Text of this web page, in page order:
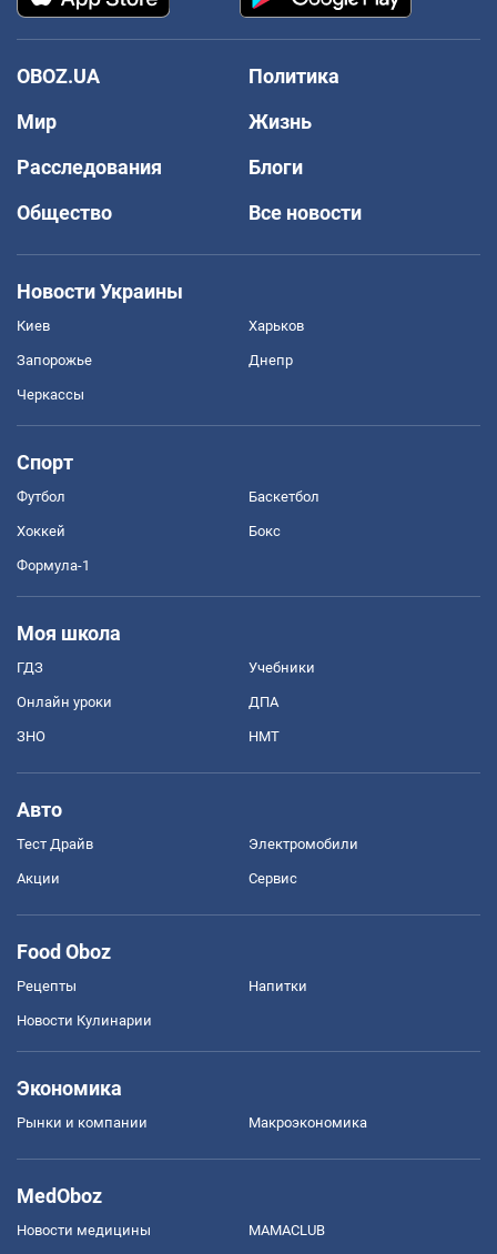
OBOZ.UA
Политика
Мир
Жизнь
Расследования
Блоги
Общество
Все новости
Новости Украины
Киев Харьков
Запорожье Днепр
Черкассы
Спорт
Футбол Баскетбол
Хоккей Бокс
Формула-1
Моя школа
ГДЗ Учебники
Онлайн уроки ДПА
ЗНО НМТ
Авто
Тест Драйв Электромобили
Акции Сервис
Food Oboz
Рецепты Напитки
Новости Кулинарии
Экономика
Рынки и компании Mакроэкономика
MedOboz
Новости медицины MAMACLUB